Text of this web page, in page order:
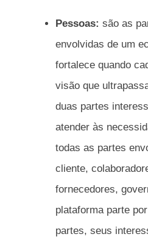
Pessoas: são as
envolvidas de um
fortalece quando
visão que
duas partes
atender às
todas as partes
cliente,
fornecedores,
plataforma parte
partes, seus